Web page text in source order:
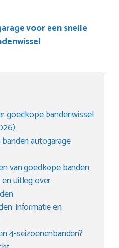
voor een snelle
goedkope bandenwissel
autogarage
van goedkope banden
uitleg over
informatie en
4-seizoenenbanden?